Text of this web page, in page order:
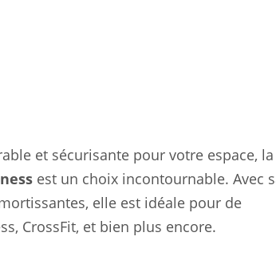
et sécurisante pour votre espace,
est un choix incontournable. Avec
elle est idéale pour de
CrossFit, et bien plus encore.